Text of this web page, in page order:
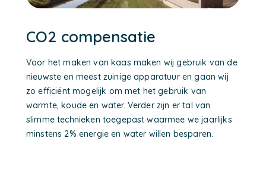
CO2 compensatie
Voor het maken van kaas maken wij gebruik van de
nieuwste en meest zuinige apparatuur en gaan wij
zo efficiënt mogelijk om met het gebruik van
warmte, koude en water. Verder zijn er tal van
slimme technieken toegepast waarmee we jaarlijks
minstens 2% energie en water willen besparen.